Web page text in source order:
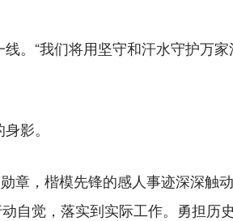
“我们将用坚守和汗水守护万家
影。
，楷模先锋的感人事迹深深触
自觉，落实到实际工作。勇担历